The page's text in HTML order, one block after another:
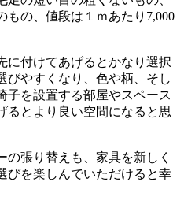
もの、値段は１ｍあたり7,000
に付けてあげるとかなり選択
びやすくなり、色や柄、そし
子を設置する部屋やスペース
るとより良い空間になると思
の張り替えも、家具を新しく
びを楽しんでいただけると幸